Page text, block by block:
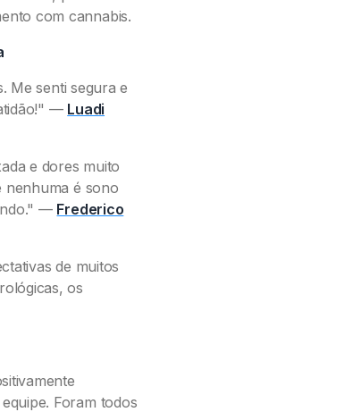
com cannabis.
Me senti segura e
— Luadi
e dores muito
nenhuma é sono
— Frederico
de muitos
os
Foram todos